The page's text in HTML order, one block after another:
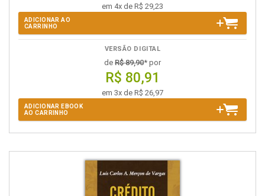
em 4x de R$ 29,23
ADICIONAR AO
CARRINHO
VERSÃO DIGITAL
de R$ 89,90* por
R$ 80,91
em 3x de R$ 26,97
ADICIONAR EBOOK
AO CARRINHO